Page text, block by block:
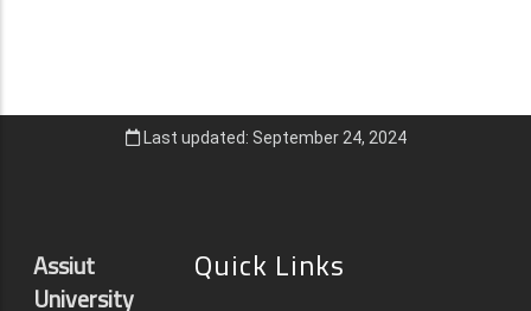
Last updated: September 24, 2024
Assiut
University
Quick Links